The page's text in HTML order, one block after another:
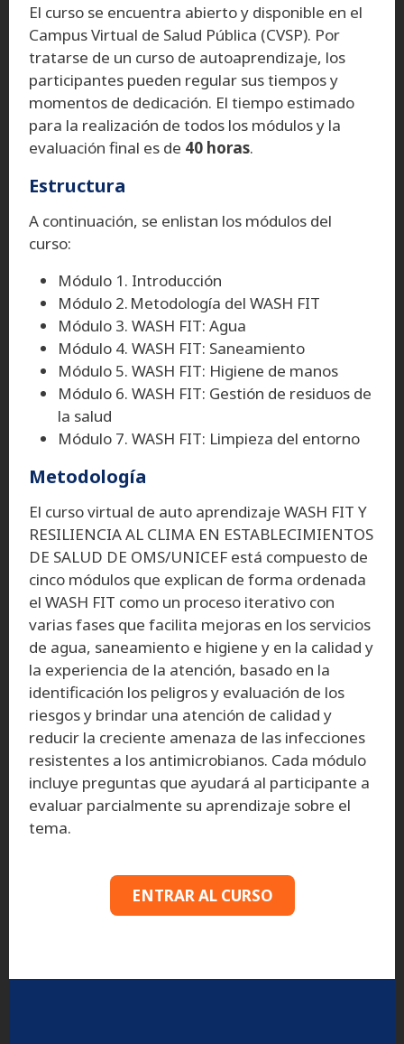
El curso se encuentra abierto y disponible en el
Campus Virtual de Salud Pública (CVSP). Por
tratarse de un curso de autoaprendizaje, los
participantes pueden regular sus tiempos y
momentos de dedicación. El tiempo estimado
para la realización de todos los módulos y la
evaluación final es de 40 horas.
Estructura
A continuación, se enlistan los módulos del
curso:
Módulo 1. Introducción
Módulo 2. Metodología del WASH FIT
Módulo 3. WASH FIT: Agua
Módulo 4. WASH FIT: Saneamiento
Módulo 5. WASH FIT: Higiene de manos
Módulo 6. WASH FIT: Gestión de residuos de
la salud
Módulo 7. WASH FIT: Limpieza del entorno
Metodología
El curso virtual de auto aprendizaje WASH FIT Y
RESILIENCIA AL CLIMA EN ESTABLECIMIENTOS
DE SALUD DE OMS/UNICEF está compuesto de
cinco módulos que explican de forma ordenada
el WASH FIT como un proceso iterativo con
varias fases que facilita mejoras en los servicios
de agua, saneamiento e higiene y en la calidad y
la experiencia de la atención, basado en la
identificación los peligros y evaluación de los
riesgos y brindar una atención de calidad y
reducir la creciente amenaza de las infecciones
resistentes a los antimicrobianos. Cada módulo
incluye preguntas que ayudará al participante a
evaluar parcialmente su aprendizaje sobre el
tema.
ENTRAR AL CURSO